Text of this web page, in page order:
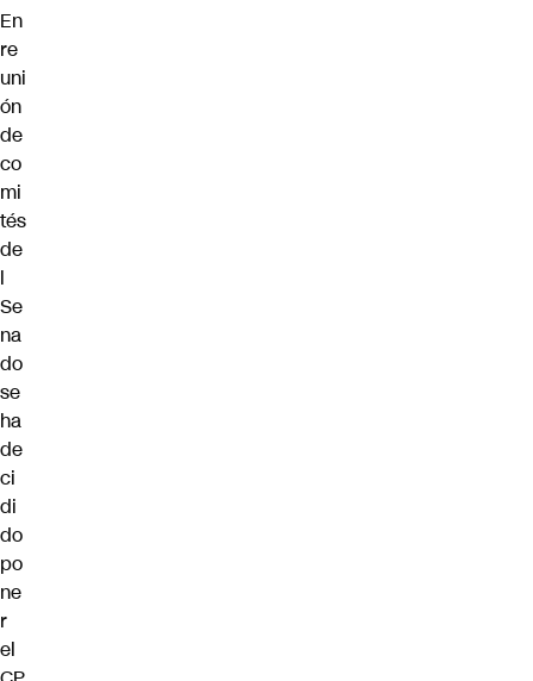
En
re
uni
ón
de
co
mi
tés
de
l
Se
na
do
se
ha
de
ci
di
do
po
ne
r
el